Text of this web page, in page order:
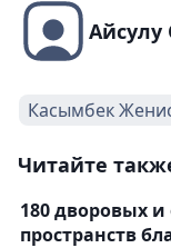
Айсулу
Касымбек
Читайте
180 дворовых
пространств